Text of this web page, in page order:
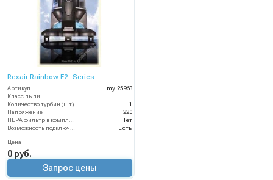
Rexair Rainbow E2- Series
Артикул
my.25963
Класс пыли
Количество турбин (шт)
1
Напряжение
220
Нет
Есть
Цена
0 руб.
Запрос цены